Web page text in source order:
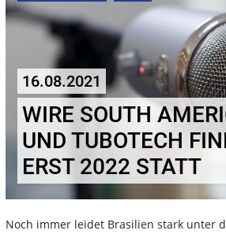
16.08.2021
WIRE SOUTH
UND TUBOTECH
ERST 2022 STATT
Noch immer leidet Brasilien stark unter